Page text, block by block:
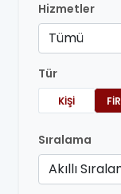
Hizmetler
Tümü
Tür
KIŞI
Sıralama
Akıllı